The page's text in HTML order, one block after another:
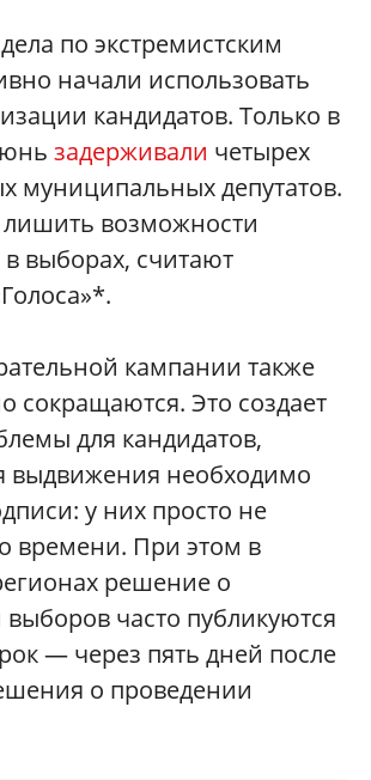
по экстремистским
начали использовать
кандидатов. Только в
задерживали четырех
муниципальных депутатов.
лишить возможности
в выборах, считают
кампании также
сокращаются. Это создает
для кандидатов,
выдвижения необходимо
у них просто не
времени. При этом в
решение о
часто публикуются
— через пять дней после
о проведении